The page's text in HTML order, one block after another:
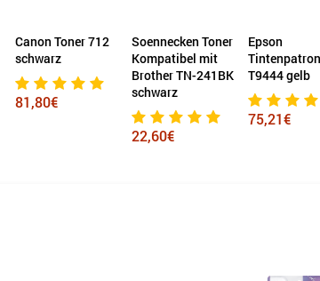
Canon Toner 712
schwarz
81,80€
Soennecken Toner
Kompatibel mit
Brother TN-241BK
schwarz
22,60€
Epson
T9444 gelb
75,21€